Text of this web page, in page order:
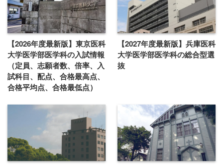
【2026年度最新版】東京医科
大学医学部医学科の入試情報
（定員、志願者数、倍率、入
試科目、配点、合格最高点、
合格平均点、合格最低点）
【2027年度最新版】兵庫医科
大学医学部医学科の総合型選
抜